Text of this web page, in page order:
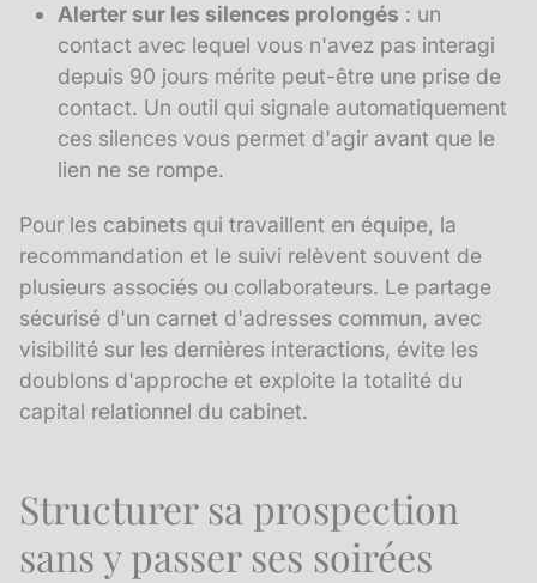
Alerter sur les silences prolongés : un
contact avec lequel vous n'avez pas interagi
depuis 90 jours mérite peut-être une prise de
contact. Un outil qui signale automatiquement
ces silences vous permet d'agir avant que le
lien ne se rompe.
Pour les cabinets qui travaillent en équipe, la
recommandation et le suivi relèvent souvent de
plusieurs associés ou collaborateurs. Le partage
sécurisé d'un carnet d'adresses commun, avec
visibilité sur les dernières interactions, évite les
doublons d'approche et exploite la totalité du
capital relationnel du cabinet.
Structurer sa prospection
sans y passer ses soirées